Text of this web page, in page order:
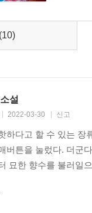
에 설정한 여행의
서 발견되기도 한다
. 그렇기에 우리
(10)
설
2022-03-30 신고
하다고 할 수 있는
버튼을 눌렀다. 더군
묘한 향수를 불러일